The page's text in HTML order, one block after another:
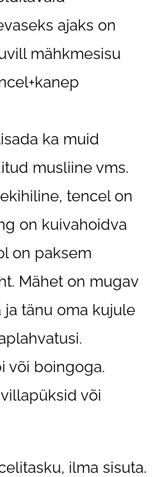
ajaks on
mähkmesisu
ka muid
musliine vms.
tencel on
on kuivahoidva
on paksem
Mähet on mugav
tänu oma kujule
või boingoga.
või
ilma sisuta.